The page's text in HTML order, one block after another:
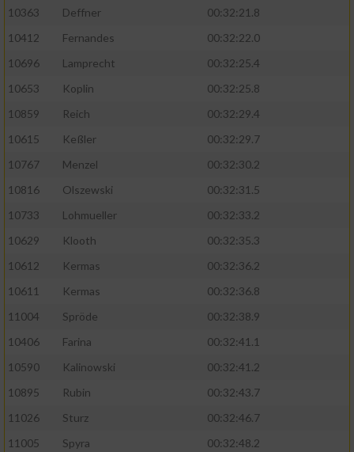
10363
Deffner
00:32:21.8
10412
Fernandes
00:32:22.0
10696
Lamprecht
00:32:25.4
10653
Koplin
00:32:25.8
10859
Reich
00:32:29.4
10615
Keßler
00:32:29.7
10767
Menzel
00:32:30.2
10816
Olszewski
00:32:31.5
10733
Lohmueller
00:32:33.2
10629
Klooth
00:32:35.3
10612
Kermas
00:32:36.2
10611
Kermas
00:32:36.8
11004
Spröde
00:32:38.9
10406
Farina
00:32:41.1
10590
Kalinowski
00:32:41.2
10895
Rubin
00:32:43.7
11026
Sturz
00:32:46.7
11005
Spyra
00:32:48.2
auf einem Endgerät
von Werbeanzeigen
Erstellung von Profilen für personalisierte
Werbung
Verwendung von Profilen zur Auswahl
personalisierter Werbung
Erstellung von Profilen zur Personalisierung
von Inhalten
Verwendung von Profilen zur Auswahl
personalisierter Inhalte
Analyse von Zielgruppen durch Statistiken
verschiedenen Quellen
Entwicklung und Verbesserung der Angebote